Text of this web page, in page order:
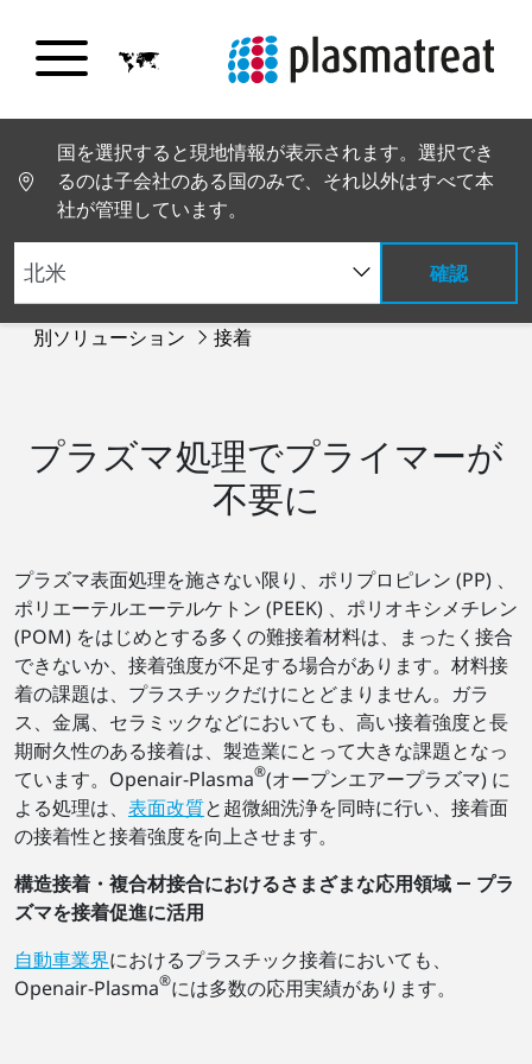
国を選択すると現地情報が表示されます。選択でき
るのは子会社のある国のみで、それ以外はすべて本
社が管理しています。
確認
PT トップページ
業界別ソリューション
プロセス
別ソリューション
接着
プラズマ処理でプライマーが
不要に
プラズマ表面処理を施さない限り、ポリプロピレン (PP) 、
ポリエーテルエーテルケトン (PEEK) 、ポリオキシメチレン
(POM) をはじめとする多くの難接着材料は、まったく接合
できないか、接着強度が不足する場合があります。材料接
着の課題は、プラスチックだけにとどまりません。ガラ
ス、金属、セラミックなどにおいても、高い接着強度と長
期耐久性のある接着は、製造業にとって大きな課題となっ
ています。Openair-Plasma®(オープンエアープラズマ) に
よる処理は、 表面改質と超微細洗浄を同時に行い、接着面
の接着性と接着強度を向上させます。
構造接着・複合材接合におけるさまざまな応用領域 ― プラ
ズマを接着促進に活用
自動車業界におけるプラスチック接着においても、
Openair-Plasma®には多数の応用実績があります。